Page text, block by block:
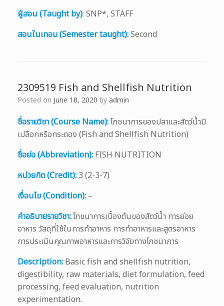
ผู้สอน (Taught by): SNP*, STAFF
สอนในเทอม (Semester taught):Second
2309519 Fish and Shellfish Nutrition
Posted on June 18, 2020 byadmin
ชื่อรายวิชา (Course Name):โภชนาการของปลาและสัตว์น้ำมี
เปลือกหรือกระดอง (Fish and Shellfish Nutrition)
ชื่อย่อ (Abbreviation): FISH NUTRITION
หน่วยกิต (Credit): 3 (2-3-7)
เงื่อนไข (Condition): –
คำอธิบายรายวิชา:โภชนาการเบื้องต้นของสัตว์น้ำ การย่อย
อาหาร วัสดุที่ใช้ในการทำอาหาร การทำอาหารและสูตรอาหาร
การประเมินคุณภาพอาหารและการวิจัยทางโภชนาการ
Description: Basic fish and shellfish nutrition,
digestibility, raw materials, diet formulation, feed
processing, feed evaluation, nutrition
experimentation.